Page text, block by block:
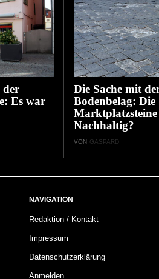
der
Es war
Die Sache mit
Bodenbelag: Die
Nachhaltig?
VON GASPARD
NAVIGATION
Redaktion / Kontakt
Impressum
Datenschutzerklärung
Anmelden